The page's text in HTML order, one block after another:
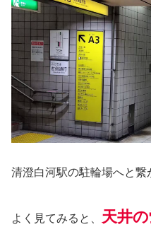
清澄白河駅の駐輪場へと繋
よく見てみると、 天井